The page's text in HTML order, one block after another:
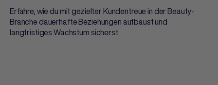
Erfahre, wie du mit gezielter Kundentreue in der Beauty-
Branche dauerhafte Beziehungen aufbaust und
langfristiges Wachstum sicherst.